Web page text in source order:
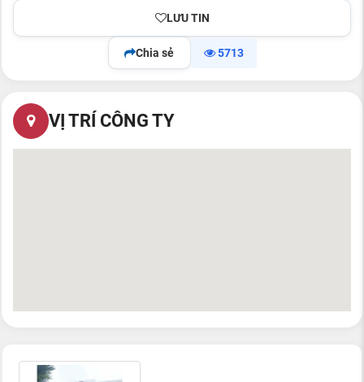
LƯU TIN
Chia sẻ 5713
VỊ TRÍ CÔNG TY